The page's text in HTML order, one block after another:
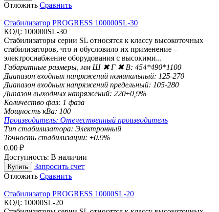
Отложить Сравнить
Стабилизатор PROGRESS 100000SL-30
КОД: 100000SL-30
Стабилизаторы серии SL относятся к класcу высокоточных
стабилизаторов, что и обусловило их применение –
электроснабжение оборудования с высокими...
Габаритные размеры, мм Ш ✖ Г ✖ В: 454*490*1100
Диапазон входных напряжений номинальный: 125-270
Диапазон входных напряжений предельный: 105-280
Дипазон выходных напряжений: 220±0,9%
Количество фаз: 1 фаза
Мощность кВа: 100
Производитель: Отечественный производитель
Тип стабилизатора: Электронный
Точность стабилизации: ±0.9%
0.00 ₽
Доступность: В наличии
Купить
Запросить счет
Отложить Сравнить
Стабилизатор PROGRESS 10000SL-20
КОД: 10000SL-20